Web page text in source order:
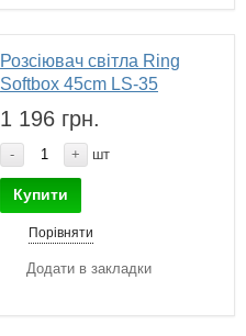
Розсіювач світла Ring
Softbox 45cm LS-35
1 196 грн.
- + шт
Купити
Порівняти
Додати в закладки